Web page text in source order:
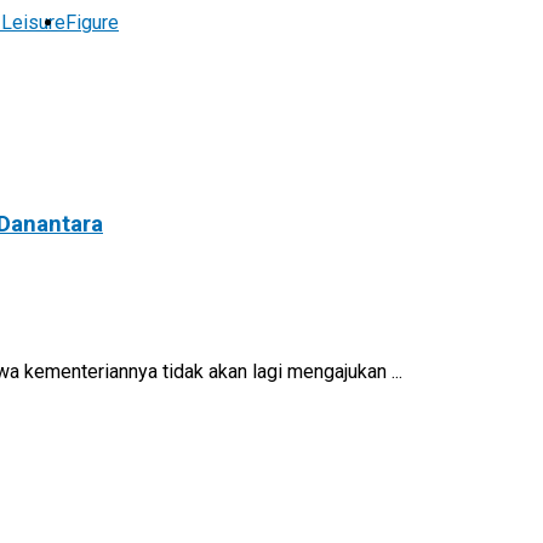
Figure
kementeriannya tidak akan lagi mengajukan ...